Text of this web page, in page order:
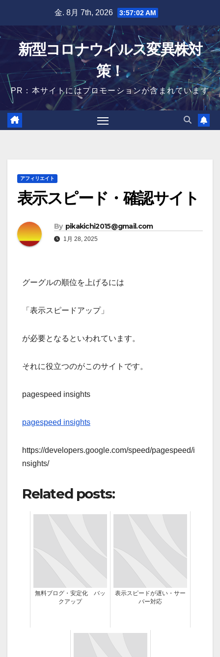
content
金. 8月 7th, 2026 3:57:03 AM
新型コロナウイルス変異株対
策！
PR：本サイトにはプロモーションが含まれています
アフィリエイト
表示スピード・確認サイト
By pikakichi2015@gmail.com
1月 28, 2025
グーグルの順位を上げるには
「表示スピードアップ」
が必要となるといわれています。
それに役立つのがこのサイトです。
pagespeed insights
pagespeed insights
https://developers.google.com/speed/pagespeed/i
nsights/
Related posts:
無料ブログ・安定化 バッ
クアップ
表示スピードが遅い・サー
バー対応